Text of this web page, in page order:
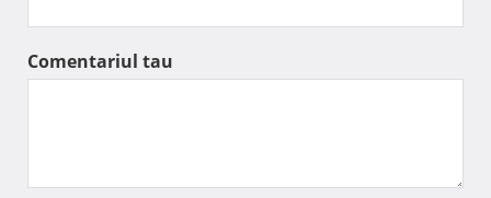
Comentariul tau